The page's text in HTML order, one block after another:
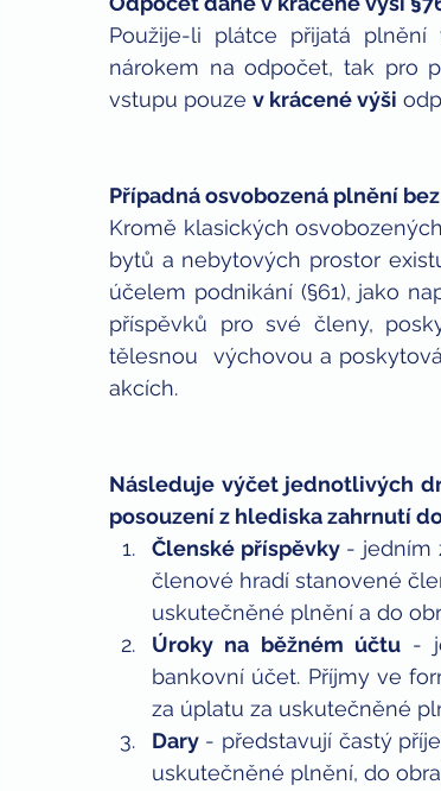
Použije-li plátce přijatá
nárokem na odpočet, tak pro
vstupu pouze v krácené výši
Případná osvobozená plnění
Kromě klasických
bytů a nebytových prostor
účelem podnikání (§61), jako
příspěvků pro své členy,
tělesnou  výchovou a
akcích.
Následuje výčet jednotlivých
posouzení z hlediska zahrnutí
Členské příspěvky - jedním
členové hradí stanovené
uskutečněné plnění a do
Úroky na běžném účtu -
bankovní účet. Příjmy ve
za úplatu za uskutečněné
Dary - představují častý
uskutečněné plnění, do